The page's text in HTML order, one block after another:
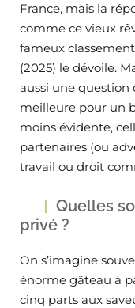
France, mais la
comme ce vieux
fameux
(2025) le dévoile.
aussi une question
meilleure pour un
moins évidente,
partenaires (ou
travail ou droit
Quelles
privé ?
On s’imagine
énorme gâteau à
cinq parts aux